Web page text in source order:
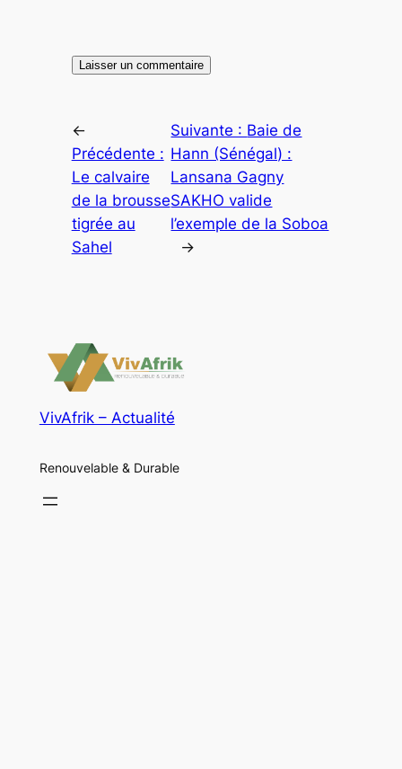
←
Précédente :
Le calvaire
de la brousse
tigrée au
Sahel
Suivante : Baie de
Hann (Sénégal) :
Lansana Gagny
SAKHO valide
l’exemple de la Soboa
→
VivAfrik – Actualité
Renouvelable & Durable